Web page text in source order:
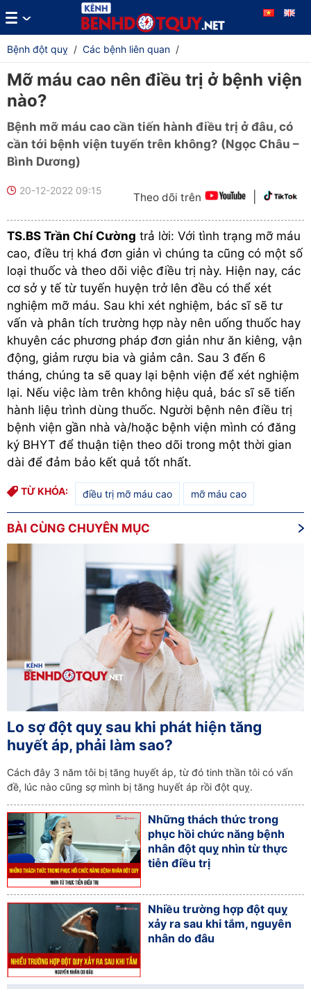
Bệnh đột quỵ / Các bệnh liên quan /
Mỡ máu cao nên điều trị ở bệnh viện
nào?
Bệnh mỡ máu cao cần tiến hành điều trị ở đâu, có
cần tới bệnh viện tuyến trên không? (Ngọc Châu –
Bình Dương)
20-12-2022 09:15 Theo dõi trên
TS.BS Trần Chí Cường trả lời: Với tình trạng mỡ máu
cao, điều trị khá đơn giản vì chúng ta cũng có một số
loại thuốc và theo dõi việc điều trị này. Hiện nay, các
cơ sở y tế từ tuyến huyện trở lên đều có thể xét
nghiệm mỡ máu. Sau khi xét nghiệm, bác sĩ sẽ tư
vấn và phân tích trường hợp này nên uống thuốc hay
khuyên các phương pháp đơn giản như ăn kiêng, vận
động, giảm rượu bia và giảm cân. Sau 3 đến 6
tháng, chúng ta sẽ quay lại bệnh viện để xét nghiệm
lại. Nếu việc làm trên không hiệu quả, bác sĩ sẽ tiến
hành liệu trình dùng thuốc. Người bệnh nên điều trị
bệnh viện gần nhà và/hoặc bệnh viện mình có đăng
ký BHYT để thuận tiện theo dõi trong một thời gian
dài để đảm bảo kết quả tốt nhất.
TỪ KHÓA: điều trị mỡ máu cao mỡ máu cao
BÀI CÙNG CHUYÊN MỤC
Lo sợ đột quỵ sau khi phát hiện tăng
huyết áp, phải làm sao?
Cách đây 3 năm tôi bị tăng huyết áp, từ đó tinh thần tôi có vấn
đề, lúc nào cũng sợ mình bị tăng huyết áp rồi đột quỵ.
Những thách thức trong
phục hồi chức năng bệnh
nhân đột quỵ nhìn từ thực
tiễn điều trị
Nhiều trường hợp đột quỵ
xảy ra sau khi tắm, nguyên
nhân do đâu